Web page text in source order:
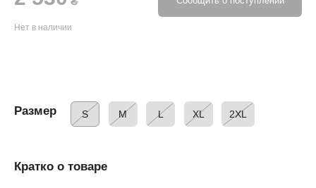
Нет в наличии
Размер S M L XL 2XL
Кратко о товаре